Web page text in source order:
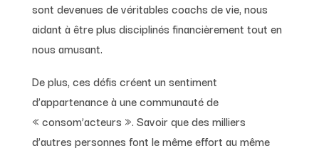
sont devenues de véritables coachs de vie, nous
aidant à être plus disciplinés financièrement tout en
nous amusant.
De plus, ces défis créent un sentiment
d’appartenance à une communauté de
« consom’acteurs ». Savoir que des milliers
d’autres personnes font le même effort au même